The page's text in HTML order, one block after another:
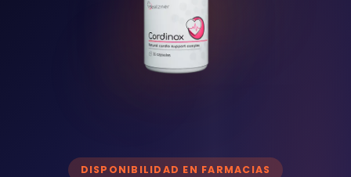
DISPONIBILIDAD EN FARMACIAS